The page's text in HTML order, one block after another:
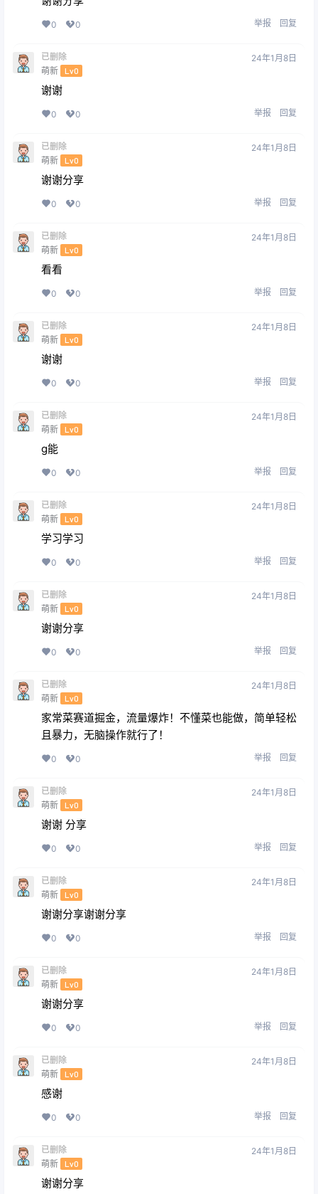
0 0 举报 回复
已删除
萌新 Lv0
24年1月8日
谢谢
0 0 举报 回复
已删除
萌新 Lv0
24年1月8日
谢谢分享
0 0 举报 回复
已删除
萌新 Lv0
24年1月8日
看看
0 0 举报 回复
已删除
萌新 Lv0
24年1月8日
谢谢
0 0 举报 回复
已删除
萌新 Lv0
24年1月8日
g能
0 0 举报 回复
已删除
萌新 Lv0
24年1月8日
学习学习
0 0 举报 回复
已删除
萌新 Lv0
24年1月8日
谢谢分享
0 0 举报 回复
已删除
萌新 Lv0
24年1月8日
家常菜赛道掘金，流量爆炸！不懂菜也能做，简单轻松
且暴力，无脑操作就行了！
0 0 举报 回复
已删除
萌新 Lv0
24年1月8日
谢谢 分享
0 0 举报 回复
已删除
萌新 Lv0
24年1月8日
谢谢分享谢谢分享
0 0 举报 回复
已删除
萌新 Lv0
24年1月8日
谢谢分享
0 0 举报 回复
已删除
萌新 Lv0
24年1月8日
感谢
0 0 举报 回复
已删除
萌新 Lv0
24年1月8日
谢谢分享